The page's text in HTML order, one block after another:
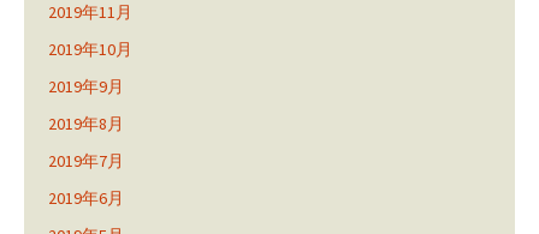
2019年11月
2019年10月
2019年9月
2019年8月
2019年7月
2019年6月